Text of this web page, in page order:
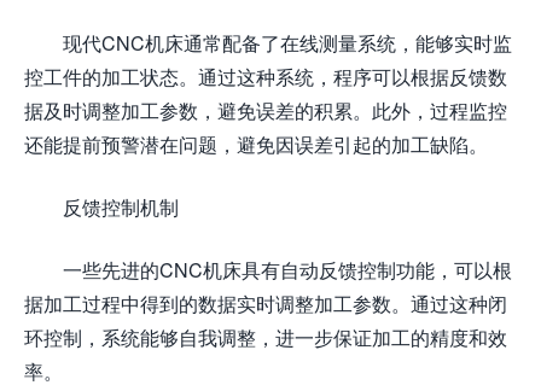
现代CNC机床通常配备了在线测量系统，能够实时监
控工件的加工状态。通过这种系统，程序可以根据反馈数
据及时调整加工参数，避免误差的积累。此外，过程监控
还能提前预警潜在问题，避免因误差引起的加工缺陷。
反馈控制机制
一些先进的CNC机床具有自动反馈控制功能，可以根
据加工过程中得到的数据实时调整加工参数。通过这种闭
环控制，系统能够自我调整，进一步保证加工的精度和效
率。